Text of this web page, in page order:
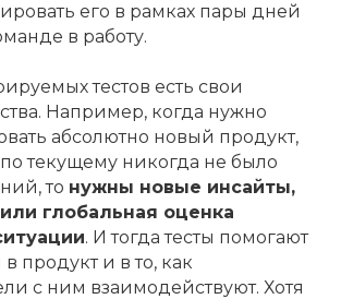
его в рамках пары дней
в работу.
тестов есть свои
Например, когда нужно
абсолютно новый продукт,
текущему никогда не было
то нужны новые инсайты,
глобальная оценка
. И тогда тесты помогают
в продукт и в то, как
с ним взаимодействуют. Хотя